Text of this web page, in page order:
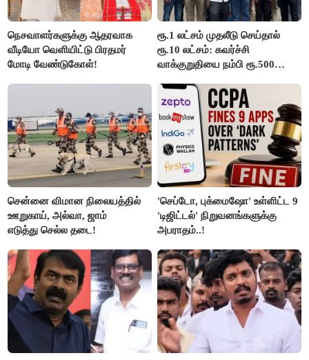
நெசவாளர்களுக்கு ஆதரவாக
வீடியோ வெளியிட்டு பிரதமர்
மோடி வேண்டுகோள்!
ரூ.1 லட்சம் முதலீடு செய்தால்
ரூ.10 லட்சம்: கவர்ச்சி
வாக்குறுதியை நம்பி ரூ.500
மக்கள்!
சென்னை விமான நிலையத்தில்
ஊறுகாய், அல்வா, ஜாம்
எடுத்து செல்ல தடை!
'செப்டோ, புக்மைஷோ' உள்ளிட்ட 9
'டிஜிட்டல்' நிறுவனங்களுக்கு
அபராதம்..!